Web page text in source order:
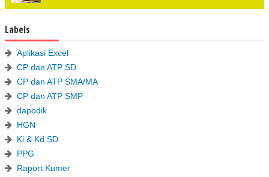
Labels
Aplikasi Excel
CP dan ATP SD
CP dan ATP SMA/MA
CP dan ATP SMP
dapodik
HGN
Ki & Kd SD
PPG
Raport Kumer